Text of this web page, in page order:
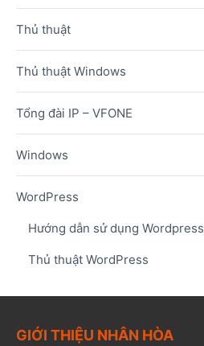
Thủ thuật
Thủ thuật Windows
Tổng đài IP – VFONE
Windows
WordPress
Hướng dẫn sử dụng Wordpress
Thủ thuật WordPress
GIỚI THIỆU NHÂN HÒA